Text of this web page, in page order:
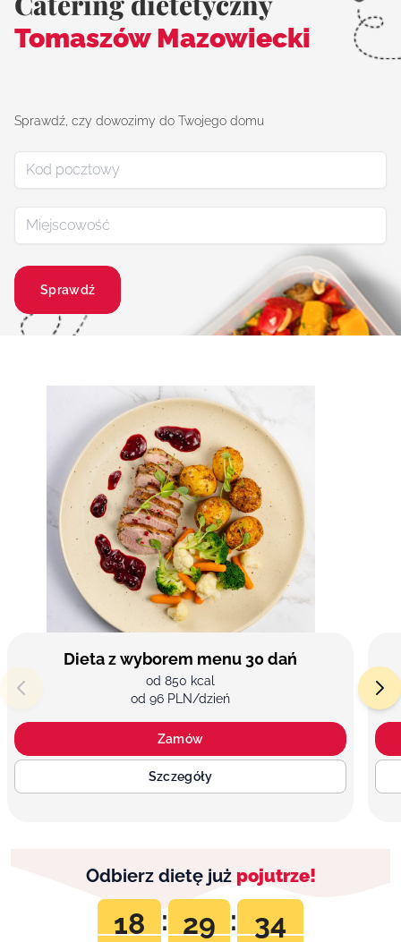
Tomaszów Mazowiecki
Sprawdź, czy dowozimy do Twojego domu
Sprawdź
Dieta z wyborem menu 30 dań
od 850 kcal
od 96 PLN/dzień
Zamów
Szczegóły
Odbierz dietę już pojutrze!
18 : 29 : 33